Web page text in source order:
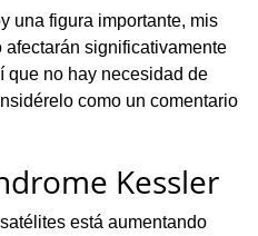
una figura importante, mis
significativamente
que no hay necesidad de
como un comentario
Kessler
está aumentando